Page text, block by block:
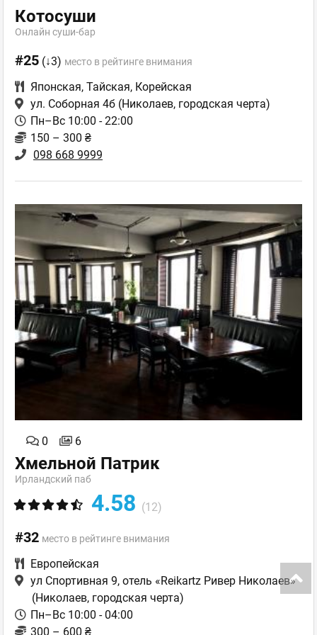
Котосуши
Онлайн суши-бар
#25 (↓3) место в рейтинге внимания
Японская, Тайская, Корейская
ул. Соборная 4б (Николаев, городская черта)
Пн–Вс 10:00 - 22:00
150 – 300 ₴
098 668 9999
0 6
Хмельной Патрик
Ирландский паб
4.58 (12)
#32 место в рейтинге внимания
Европейская
ул Спортивная 9, отель «Reikartz Ривер Николаев»
(Николаев, городская черта)
Пн–Вс 10:00 - 04:00
300 – 600 ₴